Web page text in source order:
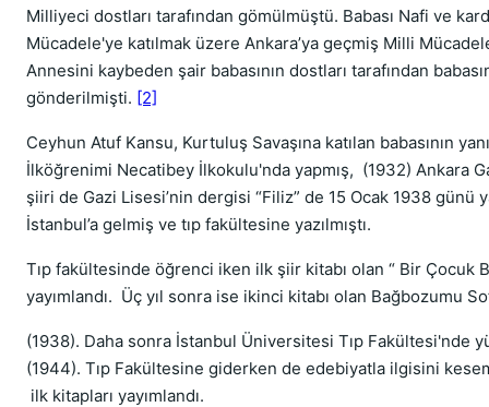
Milliyeci dostları tarafından gömülmüştü. Babası Nafi ve
Mücadele'ye katılmak üzere Ankara’ya geçmiş Milli
Annesini kaybeden şair babasının dostları tarafından
gönderilmişti. [2]
Ceyhun Atuf Kansu, Kurtuluş Savaşına katılan babasının
İlköğrenimi Necatibey İlkokulu'nda yapmış, (1932) Ankara
şiiri de Gazi Lisesi’nin dergisi “Filiz” de 15 Ocak 1938 günü
İstanbul’a gelmiş ve tıp fakültesine yazılmıştı.
Tıp fakültesinde öğrenci iken ilk şiir kitabı olan “ Bir Çocuk
yayımlandı. Üç yıl sonra ise ikinci kitabı olan Bağbozumu
(1938). Daha sonra İstanbul Üniversitesi Tıp Fakültesi'nde
(1944). Tıp Fakültesine giderken de edebiyatla ilgisini
ilk kitapları yayımlandı.